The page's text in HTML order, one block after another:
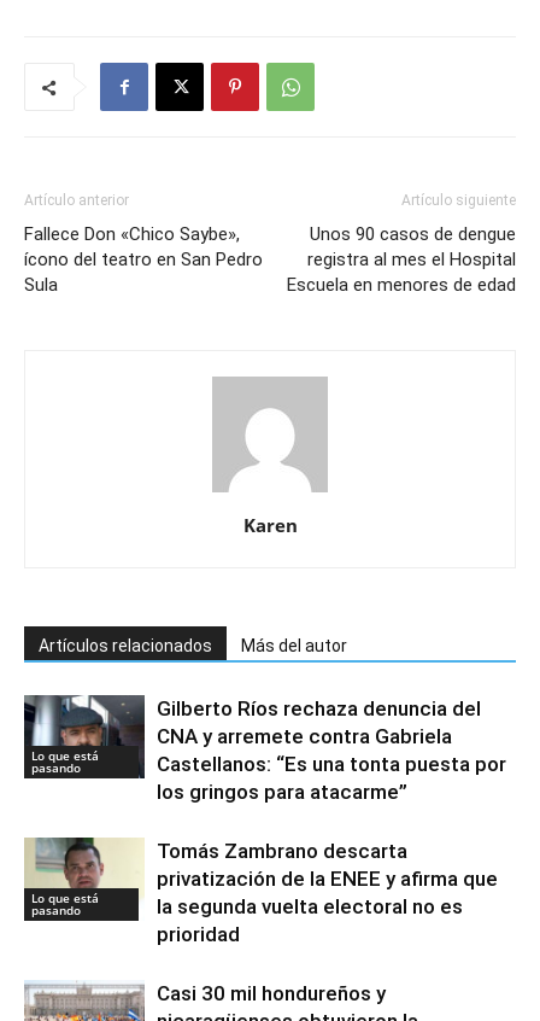
Artículo anterior
Fallece Don «Chico Saybe»,
ícono del teatro en San Pedro
Sula
Artículo siguiente
Unos 90 casos de dengue
registra al mes el Hospital
Escuela en menores de edad
Karen
Artículos relacionados Más del autor
Lo que está
pasando
Gilberto Ríos rechaza denuncia del
CNA y arremete contra Gabriela
Castellanos: “Es una tonta puesta por
los gringos para atacarme”
Lo que está
pasando
Tomás Zambrano descarta
privatización de la ENEE y afirma que
la segunda vuelta electoral no es
prioridad
Casi 30 mil hondureños y